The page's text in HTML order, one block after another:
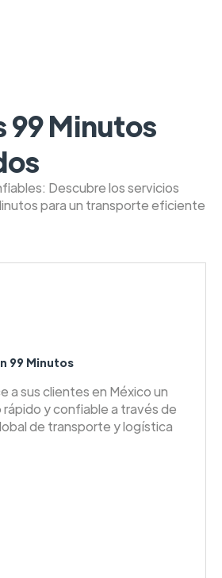
99 Minutos
Descubre los servicios
para un transporte eficiente
99 Minutos
a sus clientes en México un
y confiable a través de
de transporte y logística